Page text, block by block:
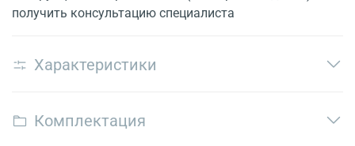
получить консультацию специалиста
Характеристики
Комплектация